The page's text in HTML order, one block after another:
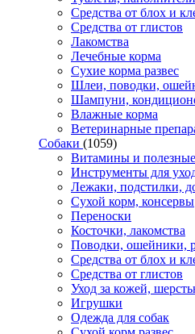
Средства от блох и
Средства от глистов
Лакомства
Лечебные корма
Сухие корма развес
Шлеи, поводки,
Шампуни,
Влажные корма
Ветеринарные
Собаки (1059)
Витамины и
Инструменты для
Лежаки, подстилки,
Сухой корм, консервы
Переноски
Косточки, лакомства
Поводки, ошейники,
Средства от блох и
Средства от глистов
Уход за кожей,
Игрушки
Одежда для собак